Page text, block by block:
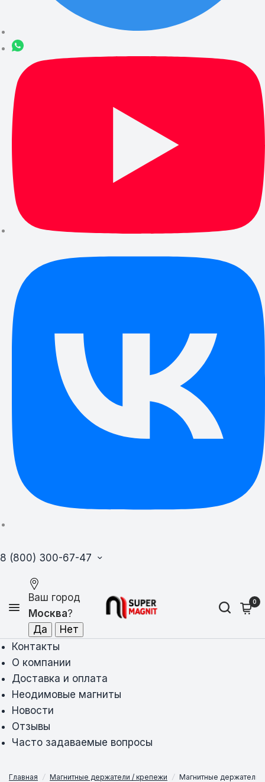
8 (800) 300-67-47
Ваш город
Москва?
0
Контакты
О компании
Доставка и оплата
Неодимовые магниты
Новости
Отзывы
Часто задаваемые вопросы
Главная / Магнитные держатели / крепежи / Магнитные держатели